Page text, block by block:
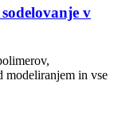
v
modeliranjem in vse